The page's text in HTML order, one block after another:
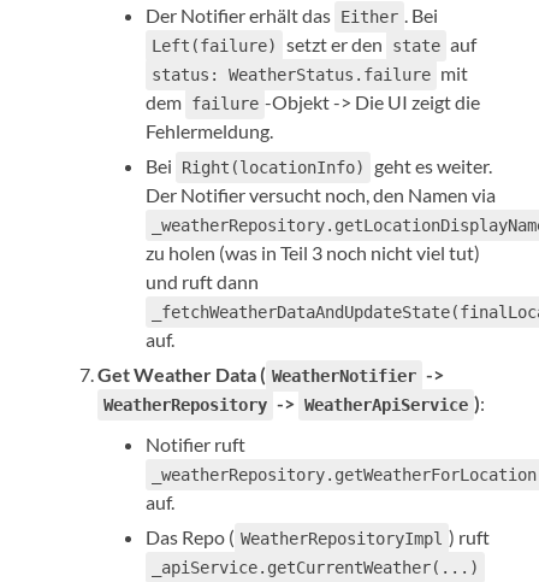
Der Notifier erhält das Either . Bei
Left(failure) setzt er den state auf
status: WeatherStatus.failure mit
dem failure -Objekt -> Die UI zeigt die
Fehlermeldung.
Bei
Right(locationInfo)
geht es weiter.
Der Notifier versucht noch, den Namen via
zu holen (was in Teil 3 noch nicht viel tut)
und ruft dann
auf.
Get Weather Data ( WeatherNotifier ->
WeatherRepository -> WeatherApiService ):
Notifier ruft
auf.
Das Repo ( WeatherRepositoryImpl ) ruft
_apiService.getCurrentWeather(...)